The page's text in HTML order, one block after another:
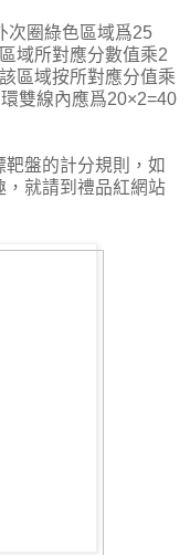
圈綠色區域爲25
域所對應分數值乘2
區域按所對應分值乘
雙線內應爲20×2=40
盤的計分規則，如
，就請到禮品紅網站